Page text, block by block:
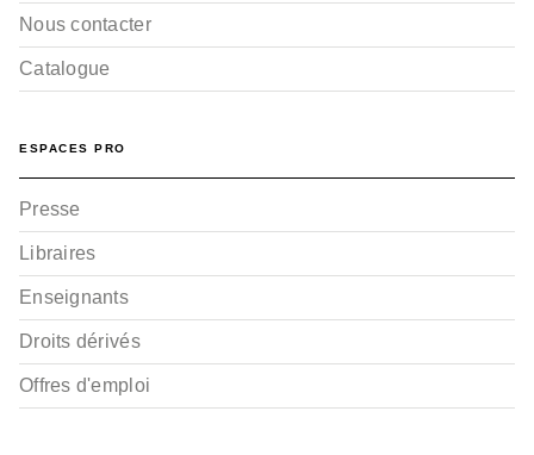
Nous contacter
Catalogue
ESPACES PRO
Presse
Libraires
Enseignants
Droits dérivés
Offres d'emploi